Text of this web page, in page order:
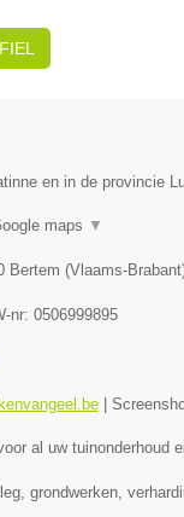
en in de provincie
maps ▼
Bertem (Vlaams-Brabant
nr: 0506999895
|
al uw tuinonderhoud
grondwerken,